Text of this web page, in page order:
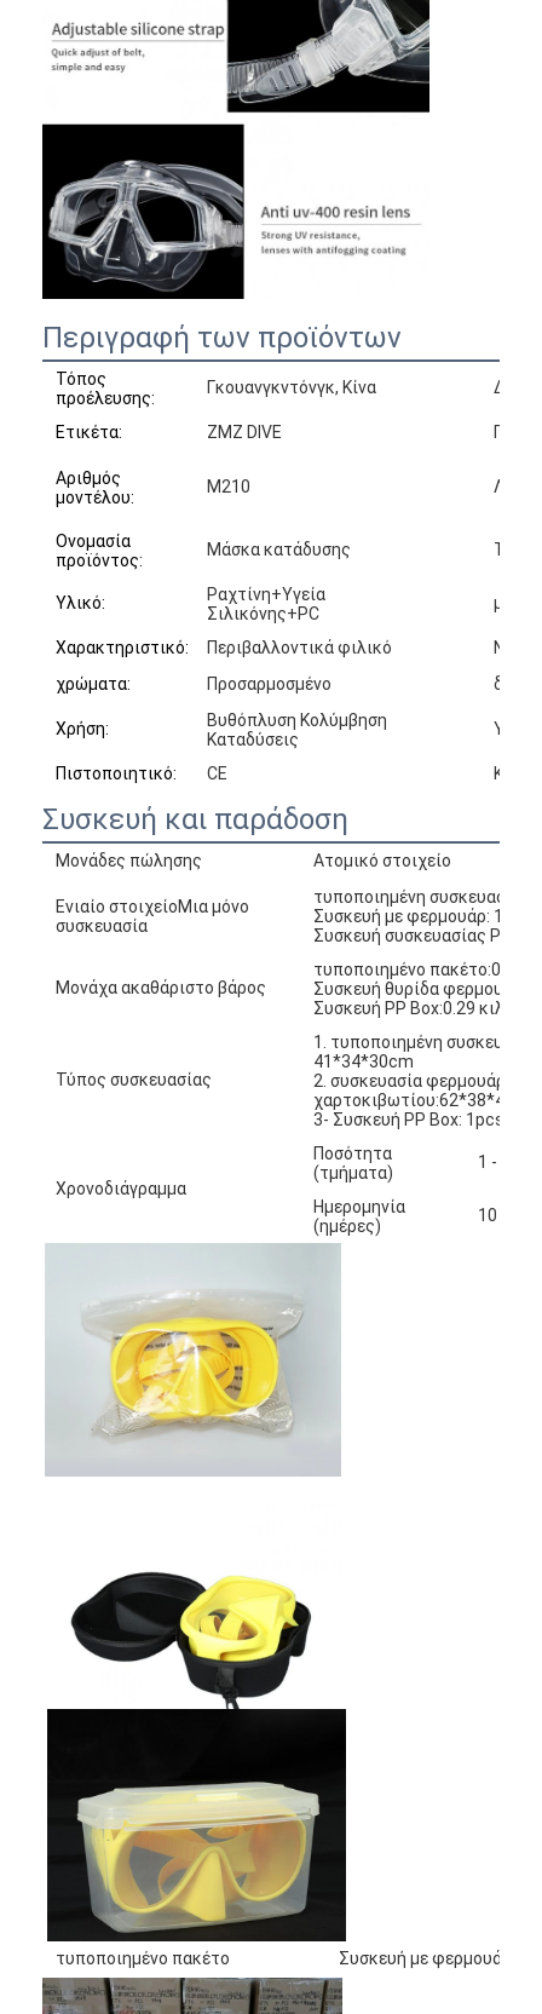
Περιγραφή των προϊόντων
Τόπος
προέλευσης:
Γκουανγκντόνγκ, Κίνα
Ετικέτα: ZMZ DIVE
Αριθμός
μοντέλου:
M210
Ονομασία
προϊόντος:
Μάσκα κατάδυσης
Υλικό:
Ραχτίνη+Υγεία
Σιλικόνης+PC
Χαρακτηριστικό: Περιβαλλοντικά φιλικό
Ν.Γ:
χρώματα:
Προσαρμοσμένο
Χρήση:
Βυθόπλυση Κολύμβηση
Καταδύσεις
Πιστοποιητικό: CE
Συσκευή και παράδοση
Μονάδες πώλησης Ατομικό στοιχείο
Ενιαίο στοιχείοΜια μόνο
συσκευασία
τυποποιημένη
Συσκευή με φερμουάρ:
Συσκευή συσκευασίας PP:
Μονάχα ακαθάριστο βάρος
τυποποιημένο πακέτο:0.18
Συσκευή θυρίδα
Συσκευή PP Box:0.29 κιλά
Τύπος συσκευασίας
1. τυποποιημένη
41*34*30cm
2. συσκευασία φερμουάρ:
χαρτοκιβωτίου:62*38*41cm
3- Συσκευή PP Box: 1pcs/
Χρονοδιάγραμμα
Ποσότητα
(τμήματα)
1 - 100
Ημερομηνία
(ημέρες)
10
τυποποιημένο πακέτο Συσκευή με φερμουάρ